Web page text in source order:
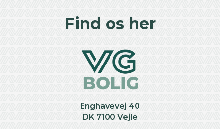
Find os her
Enghavevej 40
DK 7100 Vejle